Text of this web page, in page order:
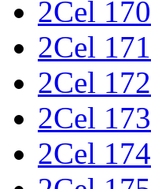
2Cel 170
2Cel 171
2Cel 172
2Cel 173
2Cel 174